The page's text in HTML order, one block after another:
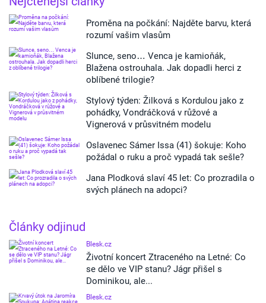
Proměna na počkání: Najděte barvu, která
rozumí vašim vlasům
Slunce, seno… Venca je kamioňák,
Blažena ostrouhala. Jak dopadli herci z
oblíbené trilogie?
Stylový týden: Žilková s Kordulou jako z
pohádky, Vondráčková v růžové a
Vignerová v průsvitném modelu
Oslavenec Sámer Issa (41) šokuje: Koho
požádal o ruku a proč vypadá tak sešle?
Jana Plodková slaví 45 let: Co prozradila o
svých plánech na adopci?
Články odjinud
Blesk.cz
Životní koncert Ztraceného na Letné: Co
se dělo ve VIP stanu? Jágr přišel s
Dominikou, ale...
Blesk.cz